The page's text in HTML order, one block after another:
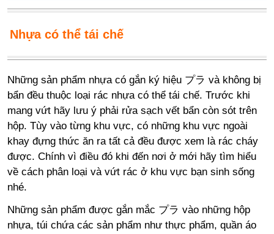
Nhựa có thể tái chế
Những sản phẩm nhựa có gắn ký hiệu プラ và không bị
bẩn đều thuộc loại rác nhựa có thể tái chế. Trước khi
mang vứt hãy lưu ý phải rửa sạch vết bẩn còn sót trên
hộp. Tùy vào từng khu vực, có những khu vực ngoài
khay đựng thức ăn ra tất cả đều được xem là rác cháy
được. Chính vì điều đó khi đến nơi ở mới hãy tìm hiểu
về cách phân loại và vứt rác ở khu vực bạn sinh sống
nhé.
Những sản phẩm được gắn mắc プラ vào những hộp
nhựa, túi chứa các sản phẩm như thực phẩm, quần áo